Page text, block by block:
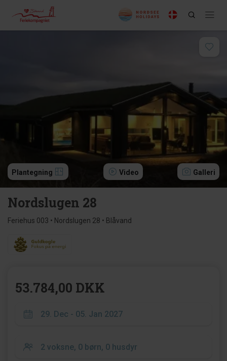
Plantegning Video Galleri
Nordslugen 28
Feriehus 003 • Nordslugen 28 • Blåvand
53.784,00 DKK